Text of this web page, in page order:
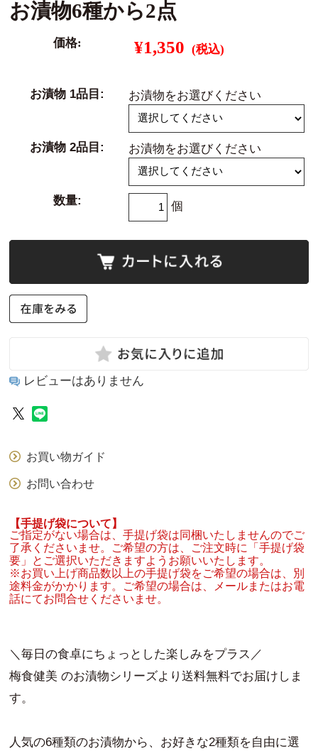
お漬物6種から2点
価格: ¥1,350 (税込)
お漬物 1品目: お漬物をお選びください
お漬物 2品目: お漬物をお選びください
数量: 個
レビューはありません
お買い物ガイド
お問い合わせ
【手提げ袋について】
ご指定がない場合は、手提げ袋は同梱いたしませんのでご
了承くださいませ。ご希望の方は、ご注文時に「手提げ袋
要」とご選択いただきますようお願いいたします。
※お買い上げ商品数以上の手提げ袋をご希望の場合は、別
途料金がかかります。ご希望の場合は、メールまたはお電
話にてお問合せくださいませ。
＼毎日の食卓にちょっとした楽しみをプラス／
梅食健美 のお漬物シリーズより送料無料でお届けしま
す。
人気の6種類のお漬物から、お好きな2種類を自由に選